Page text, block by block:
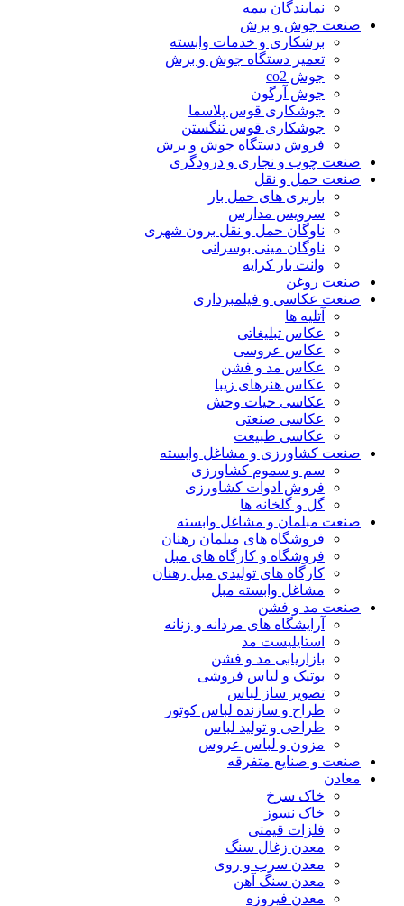
نمایندگان بیمه
صنعت جوش و برش
برشکاری و خدمات وابسته
تعمیر دستگاه جوش و برش
جوش co2
جوش آرگون
جوشکاری قوس پلاسما
جوشکاری قوس تنگستن
فروش دستگاه جوش و برش
صنعت چوب و نجاری و درودگری
صنعت حمل و نقل
باربری های حمل بار
سرویس مدارس
ناوگان حمل و نقل برون شهری
ناوگان مینی بوسرانی
وانت بار کرایه
صنعت روغن
صنعت عکاسی و فیلمبرداری
آتلیه ها
عکاس تبلیغاتی
عکاس عروسی
عکاس مد و فشن
عکاس هنرهای زیبا
عکاسی حیات وحش
عکاسی صنعتی
عکاسی طبیعت
صنعت کشاورزی و مشاغل وابسته
سم و سموم کشاورزی
فروش ادوات کشاورزی
گل و گلخانه ها
صنعت مبلمان و مشاغل وابسته
فروشگاه های مبلمان رهنان
فروشگاه و کارگاه های مبل
کارگاه های تولیدی مبل رهنان
مشاغل وابسته مبل
صنعت مد و فشن
آرایشگاه های مردانه و زنانه
استایلیست مد
بازاریابی مد و فشن
بوتیک و لباس فروشی
تصویر ساز لباس
طراح و سازنده لباس کوتور
طراحی و تولید لباس
مزون و لباس عروس
صنعت و صنایع متفرقه
معادن
خاک سرخ
خاک نسوز
فلزات قیمتی
معدن زغال سنگ
معدن سرب و روی
معدن سنگ آهن
معدن فیروزه